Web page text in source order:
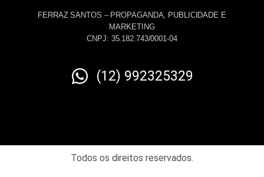
FERRAZ SANTOS – PROPAGANDA, PUBLICIDADE E
MARKETING
CNPJ: 35.182.743/0001-04
(12) 992325329
Todos os direitos reservados.